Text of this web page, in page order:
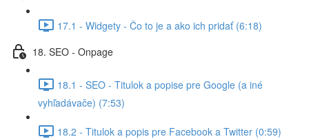
17.1 - Widgety - Čo to je a ako ich pridať (6:18)
18. SEO - Onpage
18.1 - SEO - Titulok a popise pre Google (a iné
vyhľadávače) (7:53)
18.2 - Titulok a popis pre Facebook a Twitter (0:59)